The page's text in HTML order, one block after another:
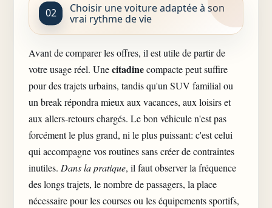
Choisir une voiture adaptée à son
vrai rythme de vie
Avant de comparer les offres, il est utile de partir de
votre usage réel. Unecitadinecompacte peut suffire
pour des trajets urbains, tandis qu'un SUV familial ou
un break répondra mieux aux vacances, aux loisirs et
aux allers-retours chargés. Le bon véhicule n'est pas
forcément le plus grand, ni le plus puissant: c'est celui
qui accompagne vos routines sans créer de contraintes
inutiles. Dans la pratique, il faut observer la fréquence
des longs trajets, le nombre de passagers, la place
nécessaire pour les courses ou les équipements sportifs,